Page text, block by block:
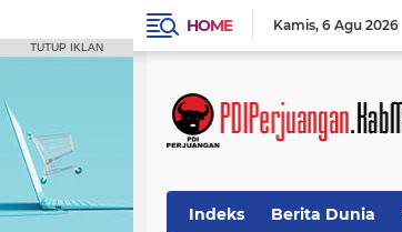
HOME Kamis 6 Agu 2026
Indeks Berita Dunia
TUTUP IKLAN